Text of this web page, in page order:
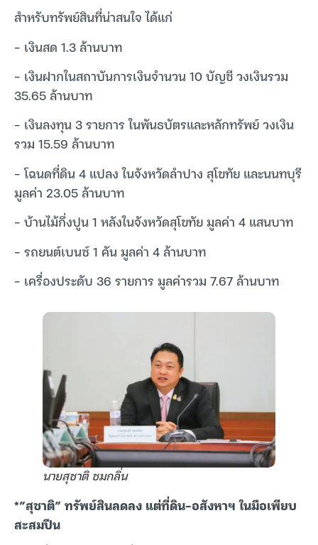
สำหรับทรัพย์สินที่น่าสนใจ ได้แก่
– เงินสด 1.3 ล้านบาท
– เงินฝากในสถาบันการเงินจำนวน 10 บัญชี วงเงินรวม
35.65 ล้านบาท
– เงินลงทุน 3 รายการ ในพันธบัตรและหลักทรัพย์ วงเงิน
รวม 15.59 ล้านบาท
– โฉนดที่ดิน 4 แปลง ในจังหวัดลำปาง สุโขทัย และนนทบุรี
มูลค่า 23.05 ล้านบาท
– บ้านไม้กึ่งปูน 1 หลังในจังหวัดสุโขทัย มูลค่า 4 แสนบาท
– รถยนต์เบนซ์ 1 คัน มูลค่า 4 ล้านบาท
– เครื่องประดับ 36 รายการ มูลค่ารวม 7.67 ล้านบาท
นายสุชาติ ชมกลิ่น
*”สุชาติ” ทรัพย์สินลดลง แต่ที่ดิน-อสังหาฯ ในมือเพียบ
สะสมปืน